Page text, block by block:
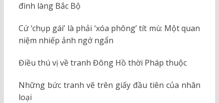
đình làng Bắc Bộ
Cứ ‘chụp gái’ là phải ‘xóa phông’ tít mù: Một quan
niệm nhiếp ảnh ngớ ngẩn
Điều thú vị về tranh Đông Hồ thời Pháp thuộc
Những bức tranh vẽ trên giấy đầu tiên của nhân
loại